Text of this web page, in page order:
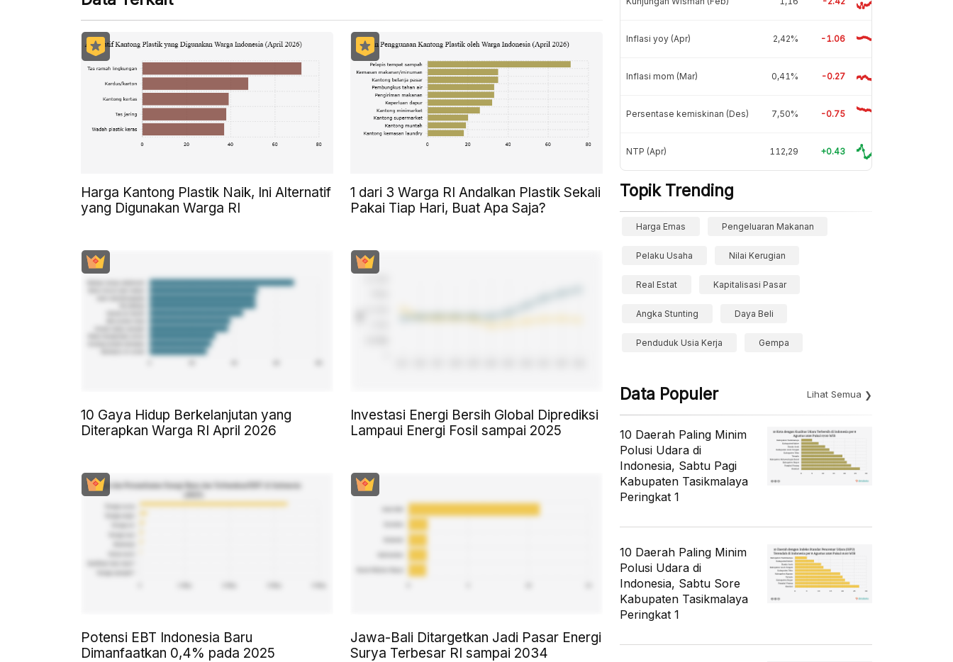
Harga Kantong Plastik Naik, Ini Alternatif
yang Digunakan Warga RI
1 dari 3 Warga RI Andalkan Plastik Sekali
Pakai Tiap Hari, Buat Apa Saja?
10 Gaya Hidup Berkelanjutan yang
Diterapkan Warga RI April 2026
Investasi Energi Bersih Global Diprediksi
Lampaui Energi Fosil sampai 2025
Potensi EBT Indonesia Baru
Dimanfaatkan 0,4% pada 2025
Jawa-Bali Ditargetkan Jadi Pasar Energi
Surya Terbesar RI sampai 2034
Inflasi yoy (Apr) 2,42% -1.06
Inflasi mom (Mar) 0,41% -0.27
Persentase kemiskinan (Des) 7,50% -0.75
NTP (Apr) 112,29 +0.43
Topik Trending
Harga Emas Pengeluaran Makanan
Pelaku Usaha Nilai Kerugian
Real Estat Kapitalisasi Pasar
Angka Stunting Daya Beli
Penduduk Usia Kerja Gempa
Data Populer Lihat Semua
10 Daerah Paling Minim
Polusi Udara di
Indonesia, Sabtu Pagi
Kabupaten Tasikmalaya
Peringkat 1
10 Daerah Paling Minim
Polusi Udara di
Indonesia, Sabtu Sore
Kabupaten Tasikmalaya
Peringkat 1